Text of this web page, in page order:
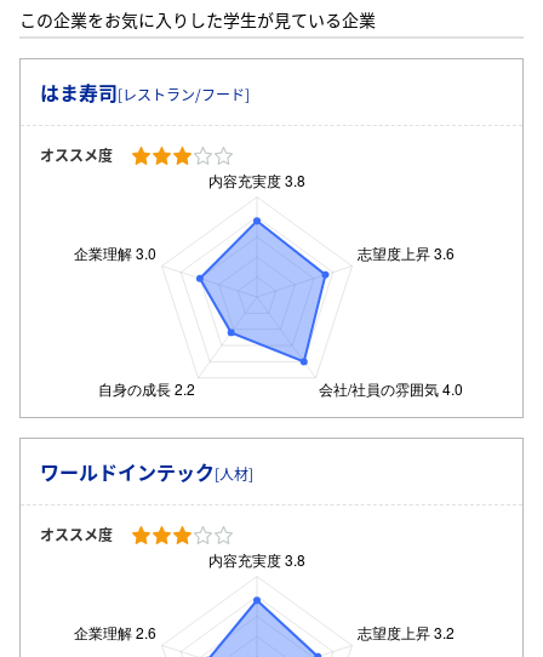
この企業をお気に入りした学生が見ている企業
はま寿司[レストラン/フード]
オススメ度
ワールドインテック[人材]
オススメ度
ログイン・会員登録